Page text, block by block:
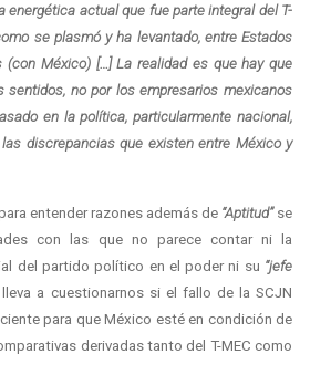
energética actual que fue parte integral del T-
se plasmó y ha levantado, entre Estados
(con México) […] La realidad es que hay que
sentidos, no por los empresarios mexicanos
en la política, particularmente nacional,
discrepancias que existen entre México y
entender razones además de “Aptitud”se
con las que no parece contar ni la
del partido político en el poder ni su “jefe
a cuestionarnos si el fallo de la SCJN
para que México esté en condición de
derivadas tanto del T-MEC como